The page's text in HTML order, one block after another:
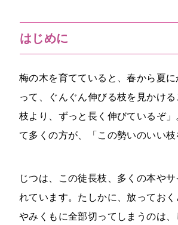
はじめに
梅の木を育てていると、春から夏
って、ぐんぐん伸びる枝を見かけ
枝より、ずっと長く伸びているぞ
て多くの方が、「この勢いのいい
じつは、この徒長枝、多くの本や
れています。たしかに、放ってお
やみくもに全部切ってしまうのは